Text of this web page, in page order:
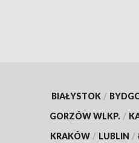
BIAŁYSTOK /
GORZÓW WLKP. /
KRAKÓW / LUBLIN /